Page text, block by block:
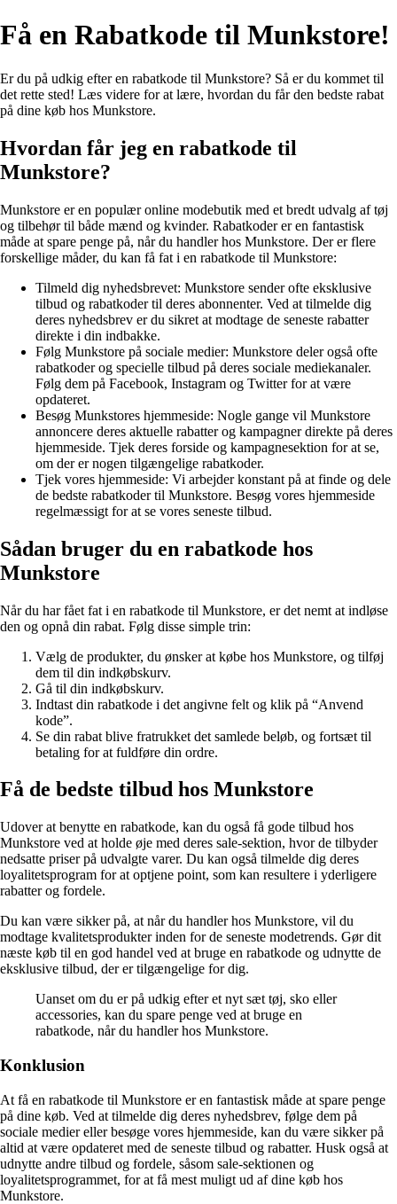
Få en Rabatkode til Munkstore!
Er du på udkig efter en rabatkode til Munkstore? Så er du kommet til
det rette sted! Læs videre for at lære, hvordan du får den bedste rabat
på dine køb hos Munkstore.
Hvordan får jeg en rabatkode til
Munkstore?
Munkstore er en populær online modebutik med et bredt udvalg af tøj
og tilbehør til både mænd og kvinder. Rabatkoder er en fantastisk
måde at spare penge på, når du handler hos Munkstore. Der er flere
forskellige måder, du kan få fat i en rabatkode til Munkstore:
Tilmeld dig nyhedsbrevet: Munkstore sender ofte eksklusive
tilbud og rabatkoder til deres abonnenter. Ved at tilmelde dig
deres nyhedsbrev er du sikret at modtage de seneste rabatter
direkte i din indbakke.
Følg Munkstore på sociale medier: Munkstore deler også ofte
rabatkoder og specielle tilbud på deres sociale mediekanaler.
Følg dem på Facebook, Instagram og Twitter for at være
opdateret.
Besøg Munkstores hjemmeside: Nogle gange vil Munkstore
annoncere deres aktuelle rabatter og kampagner direkte på deres
hjemmeside. Tjek deres forside og kampagnesektion for at se,
om der er nogen tilgængelige rabatkoder.
Tjek vores hjemmeside: Vi arbejder konstant på at finde og dele
de bedste rabatkoder til Munkstore. Besøg vores hjemmeside
regelmæssigt for at se vores seneste tilbud.
Sådan bruger du en rabatkode hos
Munkstore
Når du har fået fat i en rabatkode til Munkstore, er det nemt at indløse
den og opnå din rabat. Følg disse simple trin:
Vælg de produkter, du ønsker at købe hos Munkstore, og tilføj
dem til din indkøbskurv.
Gå til din indkøbskurv.
Indtast din rabatkode i det angivne felt og klik på “Anvend
kode”.
Se din rabat blive fratrukket det samlede beløb, og fortsæt til
betaling for at fuldføre din ordre.
Få de bedste tilbud hos Munkstore
Udover at benytte en rabatkode, kan du også få gode tilbud hos
Munkstore ved at holde øje med deres sale-sektion, hvor de tilbyder
nedsatte priser på udvalgte varer. Du kan også tilmelde dig deres
loyalitetsprogram for at optjene point, som kan resultere i yderligere
rabatter og fordele.
Du kan være sikker på, at når du handler hos Munkstore, vil du
modtage kvalitetsprodukter inden for de seneste modetrends. Gør dit
næste køb til en god handel ved at bruge en rabatkode og udnytte de
eksklusive tilbud, der er tilgængelige for dig.
Uanset om du er på udkig efter et nyt sæt tøj, sko eller
accessories, kan du spare penge ved at bruge en
rabatkode, når du handler hos Munkstore.
Konklusion
At få en rabatkode til Munkstore er en fantastisk måde at spare penge
på dine køb. Ved at tilmelde dig deres nyhedsbrev, følge dem på
sociale medier eller besøge vores hjemmeside, kan du være sikker på
altid at være opdateret med de seneste tilbud og rabatter. Husk også at
udnytte andre tilbud og fordele, såsom sale-sektionen og
loyalitetsprogrammet, for at få mest muligt ud af dine køb hos
Munkstore.